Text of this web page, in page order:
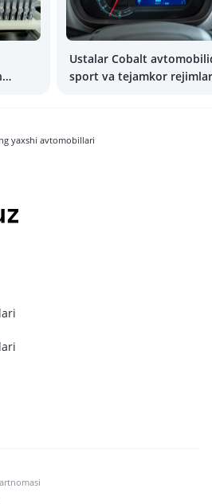
Ustalar Cobalt
sport va tejamkor
yaxshi avtomobillari